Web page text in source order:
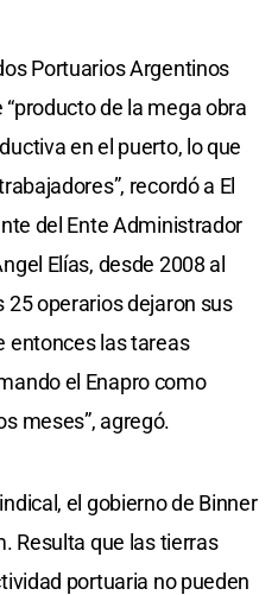
Portuarios Argentinos
de la mega obra
en el puerto, lo que
recordó a El
del Ente Administrador
Elías, desde 2008 al
operarios dejaron sus
entonces las tareas
el Enapro como
meses”, agregó.
el gobierno de Binner
Resulta que las tierras
portuaria no pueden